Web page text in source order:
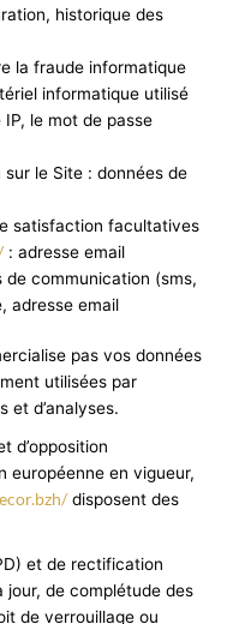
historique des
la fraude informatique
informatique utilisé
IP, le mot de passe
le Site : données de
satisfaction facultatives
: adresse email
de communication (sms,
adresse email
pas vos données
utilisées par
et d’analyses.
d’opposition
européenne en vigueur,
disposent des
et de rectification
jour, de complétude des
de verrouillage ou